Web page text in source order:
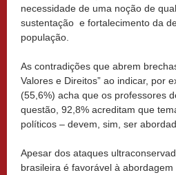
necessidade de uma noção de
sustentação e fortalecimento da
população.
As contradições que abrem
Valores e Direitos” ao indicar, por
(55,6%) acha que os professores
questão, 92,8% acreditam que
políticos – devem, sim, ser
Apesar dos ataques
brasileira é favorável à